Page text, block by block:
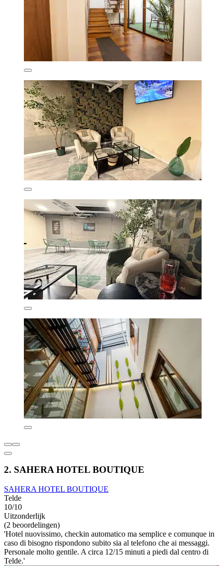
2. SAHERA HOTEL BOUTIQUE
SAHERA HOTEL BOUTIQUE
Telde
10/10
Uitzonderlijk
(2 beoordelingen)
'Hotel nuovissimo, checkin automatico ma semplice e comunque in
caso di bisogno rispondono subito sia al telefono che ai messaggi.
Personale molto gentile. A circa 12/15 minuti a piedi dal centro di
Telde.'